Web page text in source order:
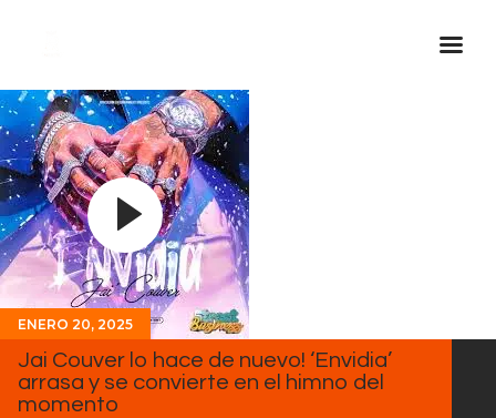
Inicio Real FM
Streaming
En Vivo
Descarga La APP
Programas
Noticias
Equipo
Sobre Nosotros
ENERO 20, 2025
Jai Couver lo hace de nuevo! ‘Envidia’
arrasa y se convierte en el himno del
momento